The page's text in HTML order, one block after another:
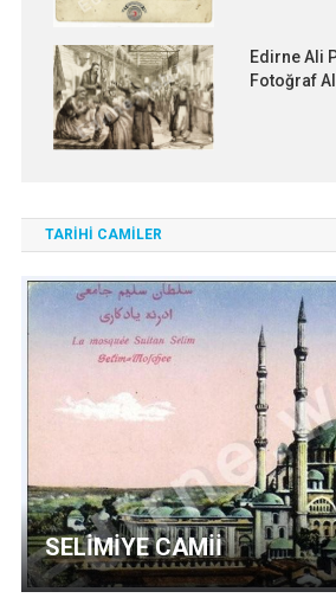
Edirne Ali
Fotoğraf
TARİHİ CAMİLER
SELİMİYE CAMİİ